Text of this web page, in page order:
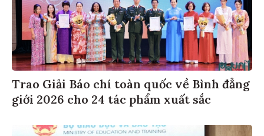
Trao Giải Báo chí toàn quốc về Bình đẳng
giới 2026 cho 24 tác phẩm xuất sắc